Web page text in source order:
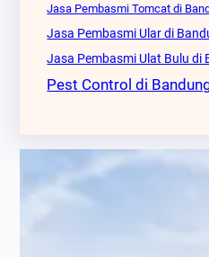
Jasa Pembasmi Tomcat di
Jasa Pembasmi Ular di
Jasa Pembasmi Ulat Bulu di
Pest Control di